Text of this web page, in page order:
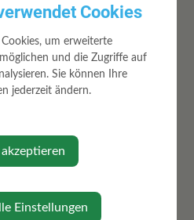
Cookies
um erweiterte
und die Zugriffe auf
Sie können Ihre
jederzeit ändern.
Einstellungen